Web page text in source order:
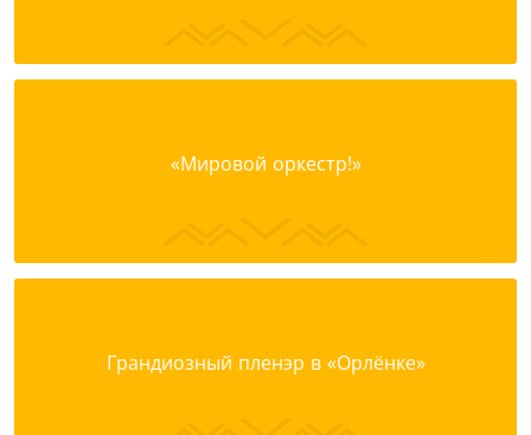
«Мировой оркестр!»
Грандиозный пленэр в «Орлёнке»